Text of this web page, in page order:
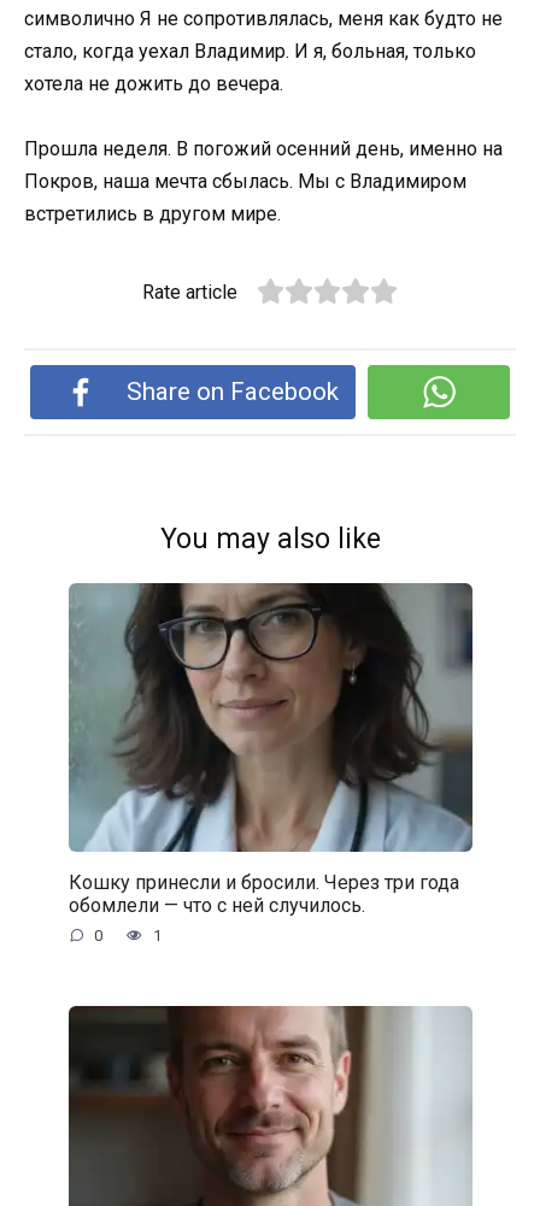
символично Я не сопротивлялась, меня как будто не
стало, когда уехал Владимир. И я, больная, только
хотела не дожить до вечера.
Прошла неделя. В погожий осенний день, именно на
Покров, наша мечта сбылась. Мы с Владимиром
встретились в другом мире.
Rate article
Share on Facebook
You may also like
Кошку принесли и бросили. Через три года
обомлели — что с ней случилось.
0 1